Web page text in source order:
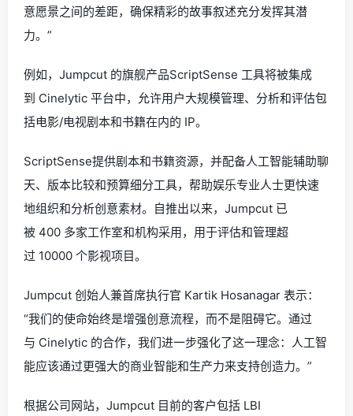
意愿景之间的差距，确保精彩的故事叙述充分发挥其潜
力。”
例如，Jumpcut 的旗舰产品ScriptSense 工具将被集成
到 Cinelytic 平台中，允许用户大规模管理、分析和评估包
括电影/电视剧本和书籍在内的 IP。
ScriptSense提供剧本和书籍资源，并配备人工智能辅助聊
天、版本比较和预算细分工具，帮助娱乐专业人士更快速
地组织和分析创意素材。自推出以来，Jumpcut 已
被 400 多家工作室和机构采用，用于评估和管理超
过 10000 个影视项目。
Jumpcut 创始人兼首席执行官 Kartik Hosanagar 表示：
“我们的使命始终是增强创意流程，而不是阻碍它。通过
与 Cinelytic 的合作，我们进一步强化了这一理念：人工智
能应该通过更强大的商业智能和生产力来支持创造力。”
根据公司网站，Jumpcut 目前的客户包括 LBI